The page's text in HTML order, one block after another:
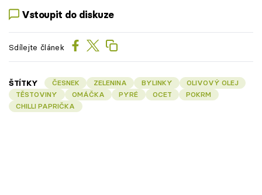
Vstoupit do diskuze
Sdílejte článek
ŠTÍTKY ČESNEK ZELENINA BYLINKY
OLIVOVÝ OLEJ
TĚSTOVINY
OMÁČKA PYRÉ OCET
POKRM
CHILLI PAPRIČKA